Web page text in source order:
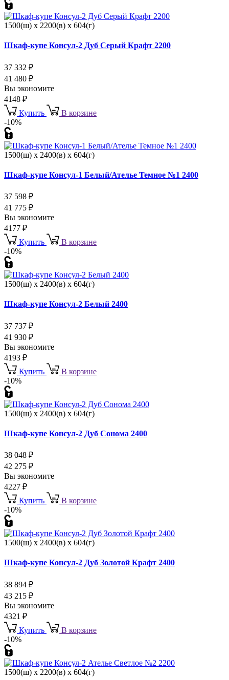
1500(ш) x 2200(в) x 604(г)
Шкаф-купе Консул-2 Дуб Серый Крафт 2200
37 332 ₽
41 480 ₽
Вы экономите
4148 ₽
Купить
В корзине
-10%
1500(ш) x 2400(в) x 604(г)
Шкаф-купе Консул-1 Белый/Ателье Темное №1 2400
37 598 ₽
41 775 ₽
Вы экономите
4177 ₽
Купить
В корзине
-10%
1500(ш) x 2400(в) x 604(г)
Шкаф-купе Консул-2 Белый 2400
37 737 ₽
41 930 ₽
Вы экономите
4193 ₽
Купить
В корзине
-10%
1500(ш) x 2400(в) x 604(г)
Шкаф-купе Консул-2 Дуб Сонома 2400
38 048 ₽
42 275 ₽
Вы экономите
4227 ₽
Купить
В корзине
-10%
1500(ш) x 2400(в) x 604(г)
Шкаф-купе Консул-2 Дуб Золотой Крафт 2400
38 894 ₽
43 215 ₽
Вы экономите
4321 ₽
Купить
В корзине
-10%
1500(ш) x 2200(в) x 604(г)